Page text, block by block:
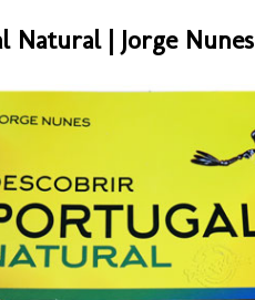
Natural | Jorge Nunes